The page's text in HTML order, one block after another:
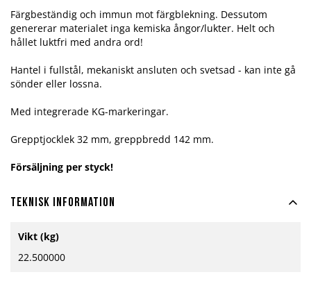
Färgbeständig och immun mot färgblekning. Dessutom
genererar materialet inga kemiska ångor/lukter. Helt och
hållet luktfri med andra ord!
Hantel i fullstål, mekaniskt ansluten och svetsad - kan inte gå
sönder eller lossna.
Med integrerade KG-markeringar.
Grepptjocklek 32 mm, greppbredd 142 mm.
Försäljning per styck!
Teknisk information
information
Vikt (kg)
22.500000